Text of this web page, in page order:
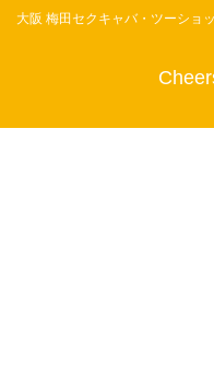
大阪 梅田セクキャバ・ツーショ